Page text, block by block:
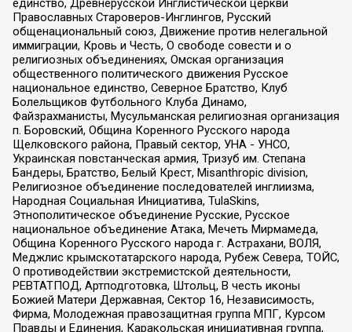
единство, Древнерусской Инглистической церкви
Православных Староверов-Инглингов, Русский
общенациональный союз, Движение против нелегальной
иммиграции, Кровь и Честь, О свободе совести и о
религиозных объединениях, Омская организация
общественного политического движения Русское
национальное единство, Северное Братство, Клуб
Болельщиков Футбольного Клуба Динамо,
Файзрахманисты, Мусульманская религиозная организация
п. Боровский, Община Коренного Русского народа
Щелковского района, Правый сектор, УНА - УНСО,
Украинская повстанческая армия, Тризуб им. Степана
Бандеры, Братство, Белый Крест, Misanthropic division,
Религиозное объединение последователей инглиизма,
Народная Социальная Инициатива, TulaSkins,
Этнополитическое объединение Русские, Русское
национальное объединение Атака, Мечеть Мирмамеда,
Община Коренного Русского народа г. Астрахани, ВОЛЯ,
Меджлис крымскотатарского народа, Рубеж Севера, ТОЙС,
О противодействии экстремистской деятельности,
РЕВТАТПОД, Артподготовка, Штольц, В честь иконы
Божией Матери Державная, Сектор 16, Независимость,
Фирма, Молодежная правозащитная группа МПГ, Курсом
Правды и Единения, Каракольская инициативная группа,